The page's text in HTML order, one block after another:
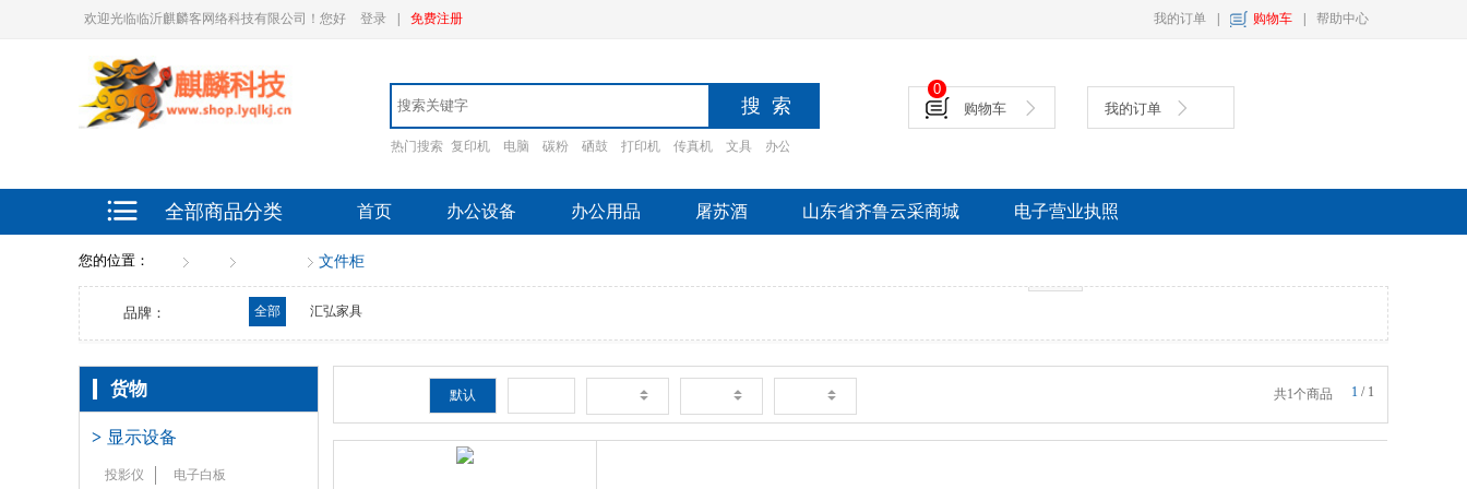
欢迎光临临沂麒麟客网络科技有限公司！您好 登录 免费注册 我的订单 购物车 帮助中心
热门搜索 复印机 电脑 碳粉 硒鼓 打印机 传真机 文具 办公设备
购物车
0
我的订单
全部商品分类 首页 办公设备 办公用品 屠苏酒 山东省齐鲁云采商城 电子营业执照
您的位置： 文件柜
品牌： 全部 汇弘家具
货物
> 显示设备
投影仪 电子白板
默认 共1个商品 1 / 1